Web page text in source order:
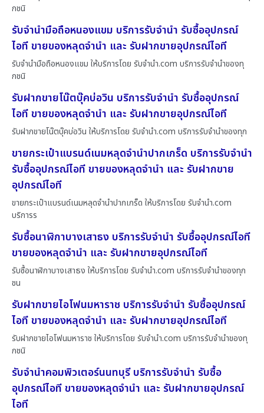
กชนิ
รับจำนำมือถือหนองแขม บริการรับจำนำ รับซื้ออุปกรณ์
ไอที ขายของหลุดจำนำ และ รับฝากขายอุปกรณ์ไอที
รับจำนำมือถือหนองแขม ให้บริการโดย รับจํานํา.com บริการรับจำนำของทุ
กชนิ
รับฝากขายโน๊ตบุ๊คบ่อวิน บริการรับจำนำ รับซื้ออุปกรณ์
ไอที ขายของหลุดจำนำ และ รับฝากขายอุปกรณ์ไอที
รับฝากขายโน๊ตบุ๊คบ่อวิน ให้บริการโดย รับจํานํา.com บริการรับจำนำของทุก
ขายกระเป๋าแบรนด์เนมหลุดจำนำปากเกร็ด บริการรับจำนำ
รับซื้ออุปกรณ์ไอที ขายของหลุดจำนำ และ รับฝากขาย
อุปกรณ์ไอที
ขายกระเป๋าแบรนด์เนมหลุดจำนำปากเกร็ด ให้บริการโดย รับจํานํา.com
บริการร
รับซื้อนาฬิกาบางเสาธง บริการรับจำนำ รับซื้ออุปกรณ์ไอที
ขายของหลุดจำนำ และ รับฝากขายอุปกรณ์ไอที
รับซื้อนาฬิกาบางเสาธง ให้บริการโดย รับจํานํา.com บริการรับจำนำของทุก
ชน
รับฝากขายไอโฟนมหาราช บริการรับจำนำ รับซื้ออุปกรณ์
ไอที ขายของหลุดจำนำ และ รับฝากขายอุปกรณ์ไอที
รับฝากขายไอโฟนมหาราช ให้บริการโดย รับจํานํา.com บริการรับจำนำของทุ
กชนิ
รับจำนำคอมพิวเตอร์นนทบุรี บริการรับจำนำ รับซื้อ
อุปกรณ์ไอที ขายของหลุดจำนำ และ รับฝากขายอุปกรณ์
ไอที